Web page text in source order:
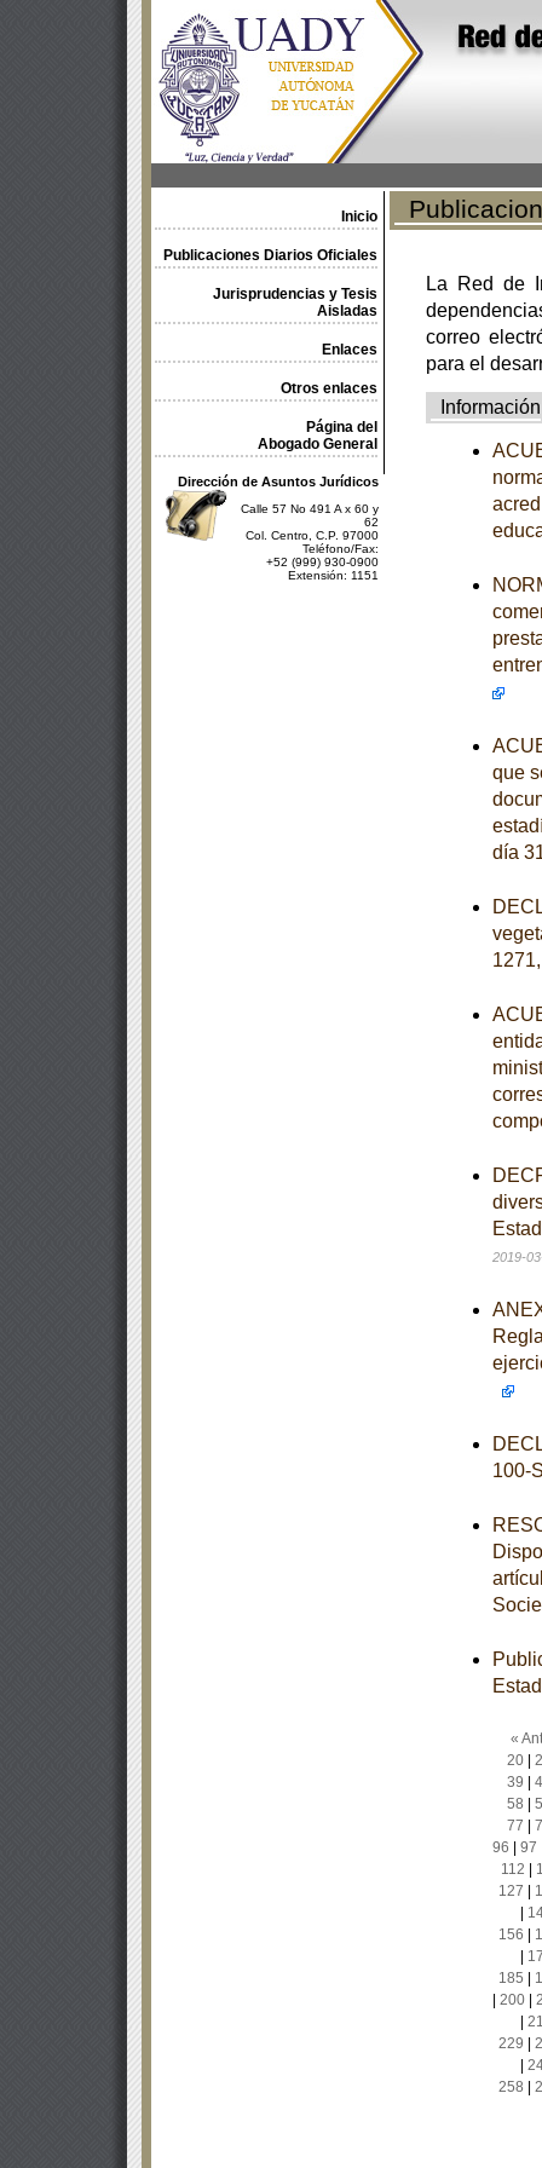
Inicio
Publicaciones Diarios Oficiales
Jurisprudencias y Tesis
Aisladas
Enlaces
Otros enlaces
Página del
Abogado General
Dirección de Asuntos Jurídicos
Calle 57 No 491 A x 60 y
62
Col. Centro, C.P. 97000
Teléfono/Fax:
+52 (999) 930-0900
Extensión: 1151
La Red de
correo
para el
Información
que
día
2019-
100-
«
20|
39
58
77
96
97
112
127
156
185
200|
229
258